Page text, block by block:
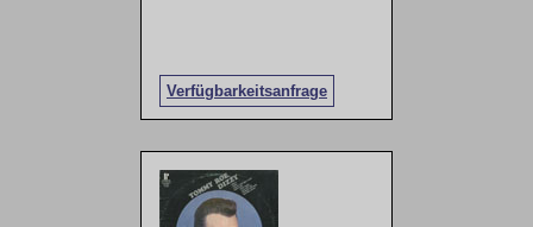
Verfügbarkeitsanfrage